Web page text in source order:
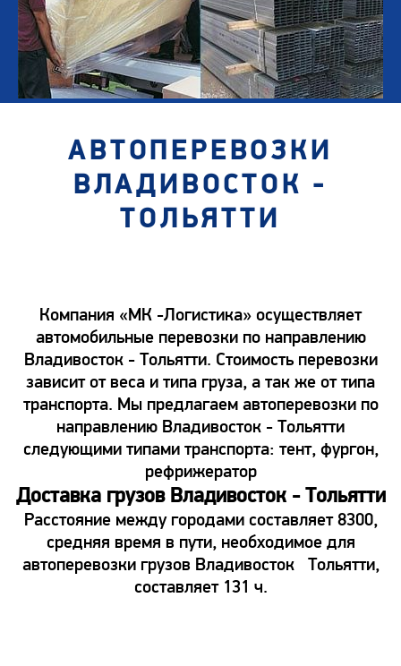
АВТОПЕРЕВОЗКИ
ВЛАДИВОСТОК -
ТОЛЬЯТТИ
Компания «МК -Логистика» осуществляет
автомобильные перевозки по направлению
Владивосток - Тольятти. Стоимость перевозки
зависит от веса и типа груза, а так же от типа
транспорта. Мы предлагаем автоперевозки по
направлению Владивосток - Тольятти
следующими типами транспорта: тент, фургон,
рефрижератор
Доставка грузов Владивосток - Тольятти
Расстояние между городами составляет 8300,
средняя время в пути, необходимое для
автоперевозки грузов Владивосток Тольятти,
составляет 131 ч.